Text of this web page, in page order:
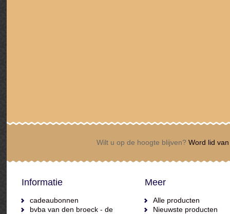
Wilt u op de hoogte blijven? Word lid
Informatie
cadeaubonnen
bvba van den broeck - de
Meer
Alle producten
Nieuwste producten